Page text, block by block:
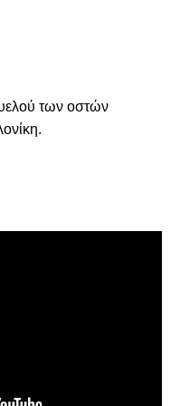
των οστών